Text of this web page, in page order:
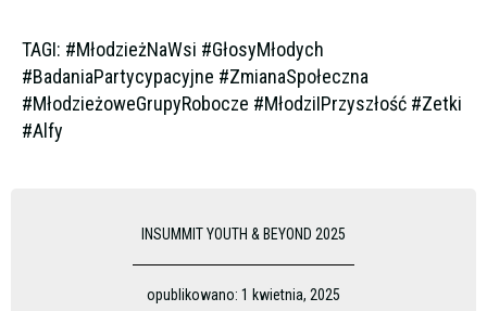
TAGI: #MłodzieżNaWsi #GłosyMłodych
#BadaniaPartycypacyjne #ZmianaSpołeczna
#MłodzieżoweGrupyRobocze #MłodziIPrzyszłość #Zetki
#Alfy
INSUMMIT YOUTH & BEYOND 2025
opublikowano: 1 kwietnia, 2025